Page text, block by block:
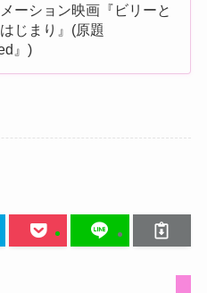
ーション映画『ビリーと
じまり』(原題
』)